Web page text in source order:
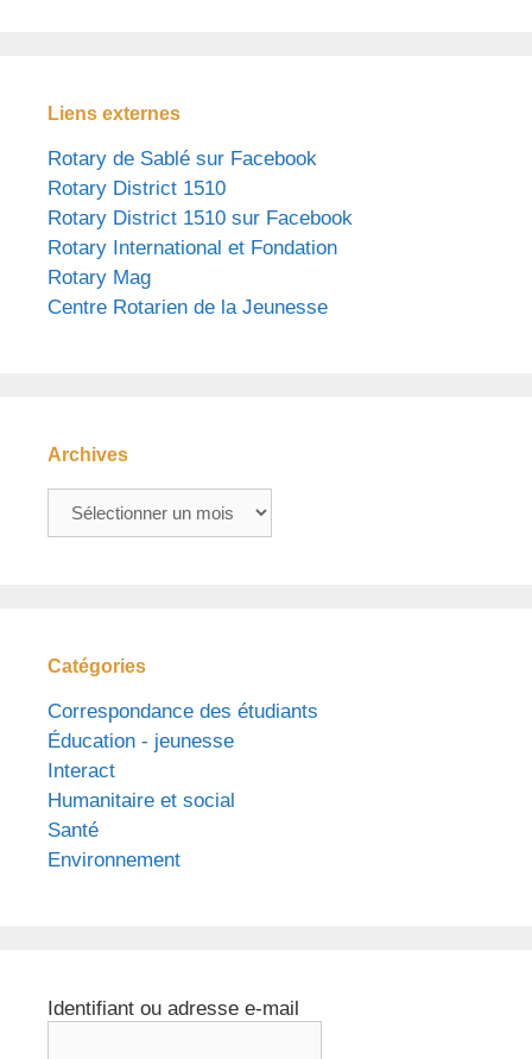
Liens externes
Rotary de Sablé sur Facebook
Rotary District 1510
Rotary District 1510 sur Facebook
Rotary International et Fondation
Rotary Mag
Centre Rotarien de la Jeunesse
Archives
Archives
Catégories
Correspondance des étudiants
Éducation - jeunesse
Interact
Humanitaire et social
Santé
Environnement
Identifiant ou adresse e-mail